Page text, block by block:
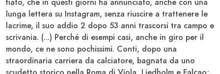
lunga lettera su Instagram, senza riuscire a trattenere le
lacrime, il suo addio 2 dopo 53 anni trascorsi tra campo e
scrivania. (...) Perché di esempi casi, anche in giro per il
mondo, ce ne sono pochissimi. Conti, dopo una
straordinaria carriera da calciatore, bagnata da uno